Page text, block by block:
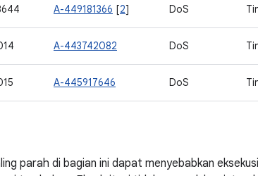
A-449181366 [2] DoS
A-443742082 DoS
A-445917646 DoS
parah di bagian ini dapat menyebabkan